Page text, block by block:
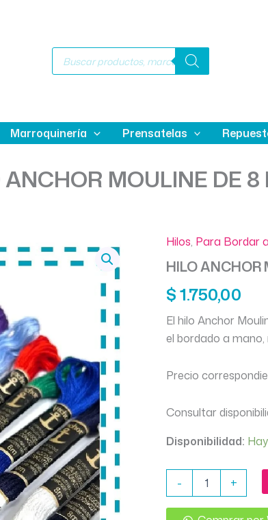
Búsqueda
Marroquinería Prensatelas
ANCHOR MOULINE DE 8
Hilos, Para Bordar
HILO ANCHOR
$1.750,00
El hilo Anchor
el bordado a
Precio
Consultar
Disponibilidad:
-
ANCHOR
+